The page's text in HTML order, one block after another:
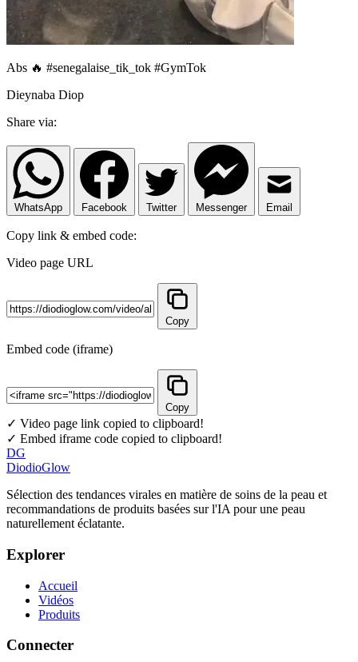
Abs 🔥 #senegalaise_tik_tok #GymTok
Dieynaba Diop
Share via:
WhatsApp Facebook Twitter Messenger Email
Copy link & embed code:
Video page URL
Copy
Embed code (iframe)
Copy
✓ Video page link copied to clipboard!
✓ Embed iframe code copied to clipboard!
DG
DiodioGlow
Sélection des tendances virales en matière de soins de la peau et
recommandations de produits basées sur l'IA pour une peau
naturellement éclatante.
Explorer
Accueil
Vidéos
Produits
Connecter